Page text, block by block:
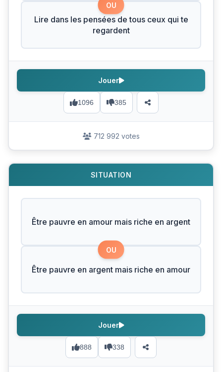
OU
Lire dans les pensées de tous ceux qui te
regardent
1096 385
Jouer
712 992 votes
SITUATION
Être pauvre en amour mais riche en argent
OU
Être pauvre en argent mais riche en amour
888 338
Jouer